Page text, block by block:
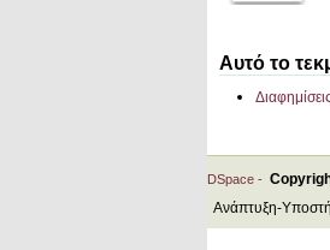
Αυτό το
Διαφημίσεις
DSpace -
Ανάπτυξη-